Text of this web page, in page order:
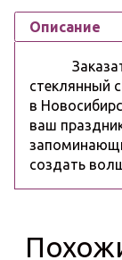
Описание
Заказать
стеклянный
в
ваш
создать